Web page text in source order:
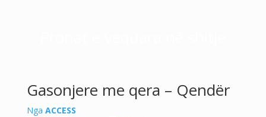
Gasonjere me qera – Qendër
Nga ACCESS